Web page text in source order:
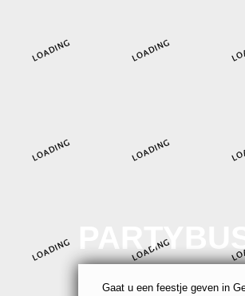
Gaat u een feestje geven in